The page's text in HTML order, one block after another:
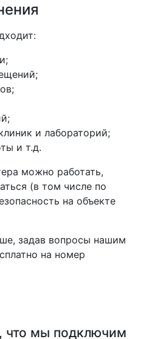
и лабораторий;
и т.д.
можно работать,
(в том числе по
на объекте
задав вопросы нашим
на номер
что мы подключим